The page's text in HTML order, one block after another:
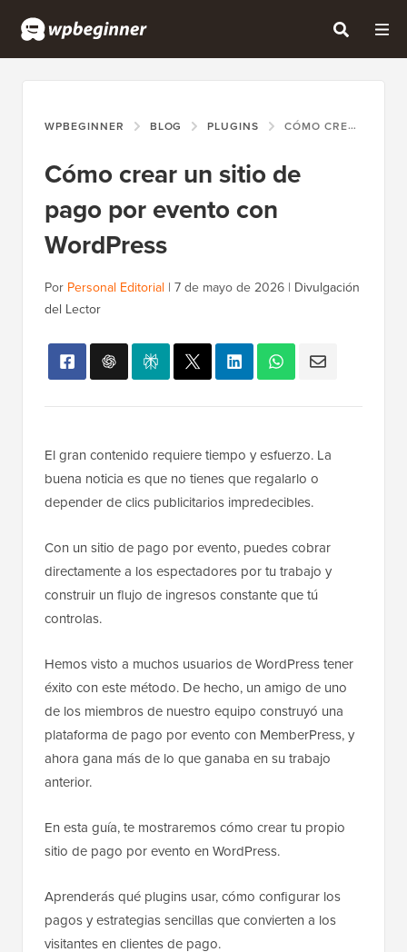
WPBEGINNER BLOG PLUGINS CÓMO CREAR UN SITIO DE PAGO POR EVENTO CON WORDPRESS
Cómo crear un sitio de
pago por evento con
WordPress
Por Personal Editorial | 7 de mayo de 2026 | Divulgación
del Lector
El gran contenido requiere tiempo y esfuerzo. La
buena noticia es que no tienes que regalarlo o
depender de clics publicitarios impredecibles.
Con un sitio de pago por evento, puedes cobrar
directamente a los espectadores por tu trabajo y
construir un flujo de ingresos constante que tú
controlas.
Hemos visto a muchos usuarios de WordPress tener
éxito con este método. De hecho, un amigo de uno
de los miembros de nuestro equipo construyó una
plataforma de pago por evento con MemberPress, y
ahora gana más de lo que ganaba en su trabajo
anterior.
En esta guía, te mostraremos cómo crear tu propio
sitio de pago por evento en WordPress.
Aprenderás qué plugins usar, cómo configurar los
pagos y estrategias sencillas que convierten a los
visitantes en clientes de pago.